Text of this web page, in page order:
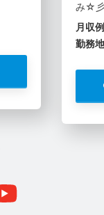
み☆
月収
勤務